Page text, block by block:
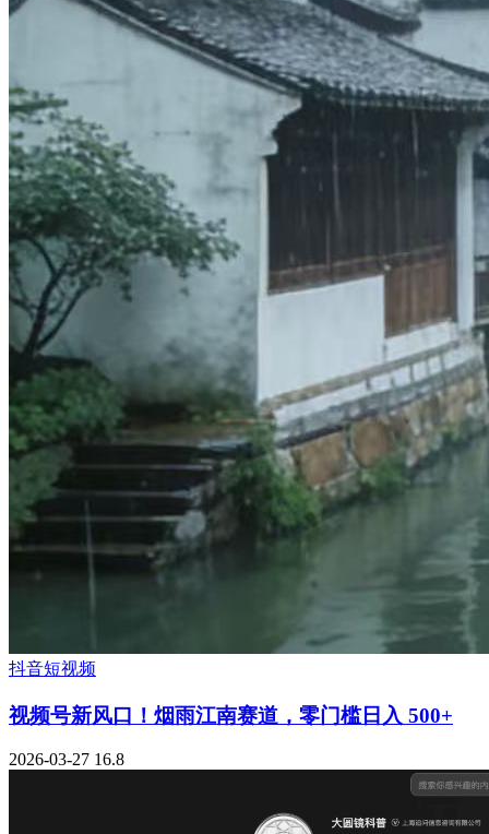
抖音短视频
视频号新风口！烟雨江南赛道，零门槛日入 500+
2026-03-27 16.8